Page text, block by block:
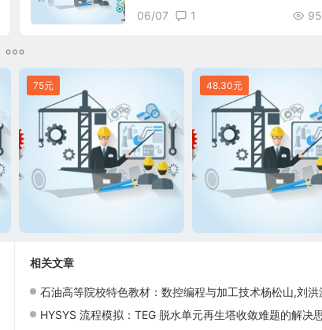
06/07 1
75元 48.30元
相关文章
石油高等院校特色教材：数控编程与加工技术杨松山,刘洪波石油工业出版社
HYSYS 流程模拟：TEG 脱水单元再生塔收敛难题的解决